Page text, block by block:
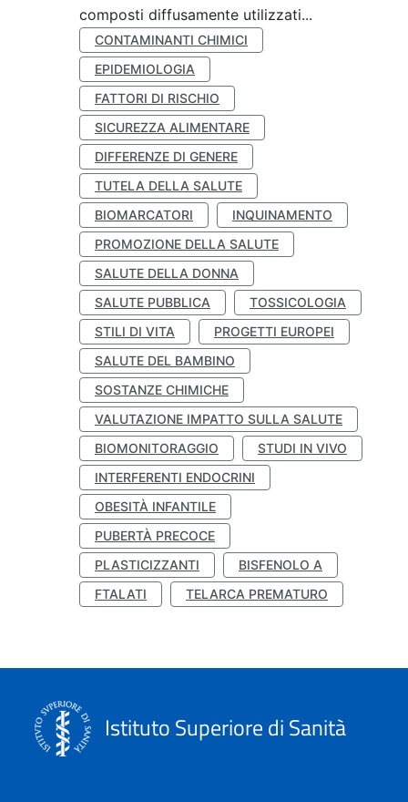
composti diffusamente utilizzati...
CONTAMINANTI CHIMICI
EPIDEMIOLOGIA
FATTORI DI RISCHIO
SICUREZZA ALIMENTARE
DIFFERENZE DI GENERE
TUTELA DELLA SALUTE
BIOMARCATORI
INQUINAMENTO
PROMOZIONE DELLA SALUTE
SALUTE DELLA DONNA
SALUTE PUBBLICA
TOSSICOLOGIA
STILI DI VITA
PROGETTI EUROPEI
SALUTE DEL BAMBINO
SOSTANZE CHIMICHE
VALUTAZIONE IMPATTO SULLA SALUTE
BIOMONITORAGGIO
STUDI IN VIVO
INTERFERENTI ENDOCRINI
OBESITÀ INFANTILE
PUBERTÀ PRECOCE
PLASTICIZZANTI
BISFENOLO A
FTALATI
TELARCA PREMATURO
Istituto Superiore di Sanità